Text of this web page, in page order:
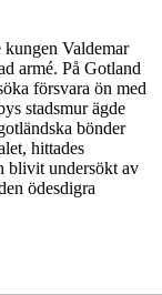
kungen Valdemar
armé. På Gotland
försvara ön med
stadsmur ägde
bönder
hittades
blivit undersökt av
ödesdigra